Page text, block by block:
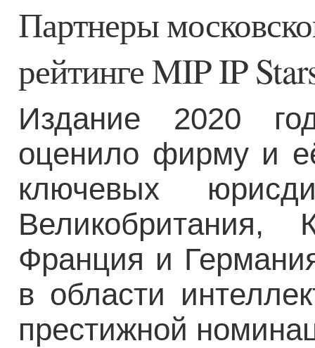
Партнеры
рейтинге MIP IP
Издание 2020
оценило фирму и
ключевых
Франция и
в области
престижной